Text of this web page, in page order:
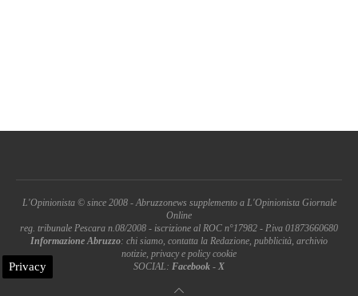
L'Opinionista © since 2008 - Abruzzonews supplemento a L'Opinionista Giornale
Online
reg. tribunale Pescara n.08/2008 - iscrizione al ROC n°17982 - P.iva 01873660680
Informazione Abruzzo: chi siamo, contatta la Redazione, pubblicità, archivio
notizie, privacy e policy cookie
SOCIAL: Facebook - X
Privacy